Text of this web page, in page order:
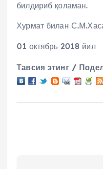
билдириб қоламан.
Хурмат билан
01 октябрь 2018 йил
Тавсия этинг /